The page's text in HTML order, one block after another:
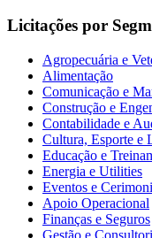
Licitações por
Agropecuária e
Alimentação
Comunicação e
Construção e
Contabilidade e
Cultura, Esporte e
Educação e
Energia e Utilities
Eventos e
Apoio Operacional
Finanças e Seguros
Gestão e